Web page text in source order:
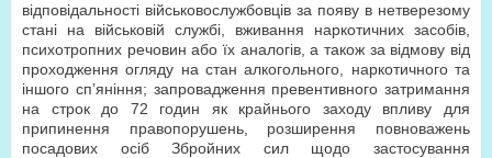
відповідальності військовослужбовців за появу в нетверезому
стані на військовій службі, вживання наркотичних засобів,
психотропних речовин або їх аналогів, а також за відмову від
проходження огляду на стан алкогольного, наркотичного та
іншого сп’яніння; запровадження превентивного затримання
на строк до 72 годин як крайнього заходу впливу для
припинення правопорушень, розширення повноважень
посадових осіб Збройних сил щодо застосування